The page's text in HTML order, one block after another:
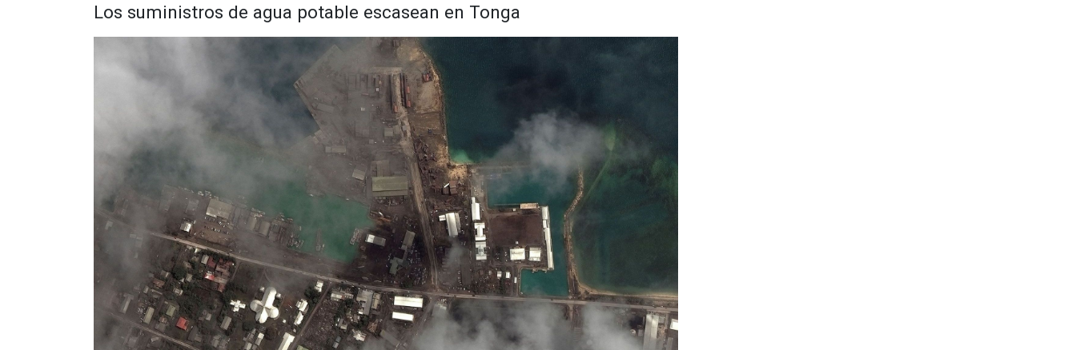
Los suministros de agua potable escasean en Tonga